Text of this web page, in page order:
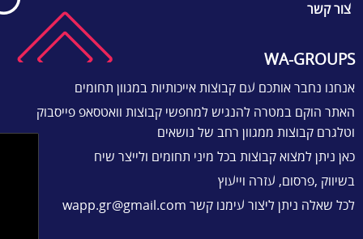
צור קשר
WA-GROUPS
אנחנו נחבר אותכם עם קבוצות אייכותיות במגוון תחומים
האתר הוקם במטרה להנגיש למחפשי קבוצות וואטסאפ פייסבוק
וטלגרם קבוצות ממגוון רחב של נושאים
כאן ניתן למצוא קבוצות בכל מיני תחומים ולייצר שיח
בשיווק ,פרסום, עזרה וייעוץ
לכל שאלה ניתן ליצור עימנו קשר wapp.gr@gmail.com